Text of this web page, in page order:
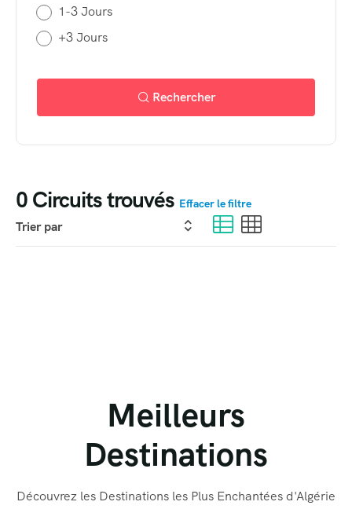
0Circuits trouvés Effacer le filtre
1-3 Jours
+3 Jours
Rechercher
Meilleurs
Destinations
Découvrez les Destinations les Plus Enchantées d'Algérie